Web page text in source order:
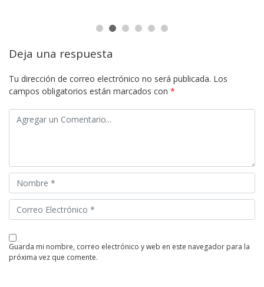
Deja una respuesta
Tu dirección de correo electrónico no será publicada. Los
campos obligatorios están marcados con *
guarda mi nombre, correo electrónico y web en este navegador para la
próxima vez que comente.